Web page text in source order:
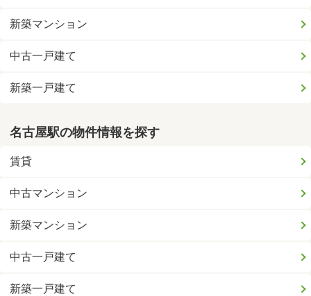
新築マンション
中古一戸建て
新築一戸建て
名古屋駅の物件情報を探す
賃貸
中古マンション
新築マンション
中古一戸建て
新築一戸建て